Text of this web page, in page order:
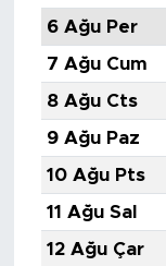
6 Ağu Per
7 Ağu Cum
8 Ağu Cts
9 Ağu Paz
10 Ağu Pts
11 Ağu Sal
12 Ağu Çar